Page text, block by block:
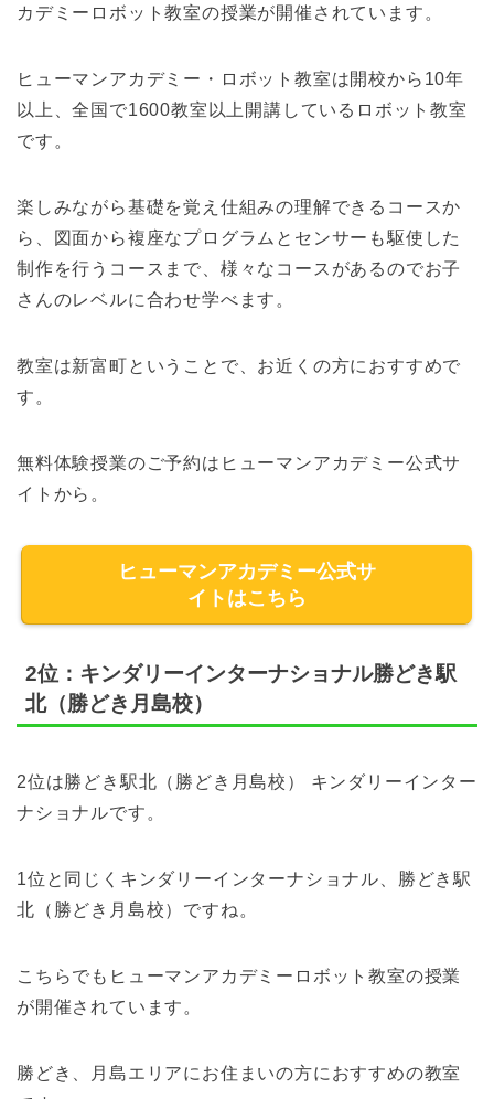
カデミーロボット教室の授業が開催されています。
ヒューマンアカデミー・ロボット教室は開校から10年
以上、全国で1600教室以上開講しているロボット教室
です。
楽しみながら基礎を覚え仕組みの理解できるコースか
ら、図面から複座なプログラムとセンサーも駆使した
制作を行うコースまで、様々なコースがあるのでお子
さんのレベルに合わせ学べます。
教室は新富町ということで、お近くの方におすすめで
す。
無料体験授業のご予約はヒューマンアカデミー公式サ
イトから。
ヒューマンアカデミー公式サ
イトはこちら
2位：キンダリーインターナショナル勝どき駅
北（勝どき月島校）
2位は勝どき駅北（勝どき月島校） キンダリーインター
ナショナルです。
1位と同じくキンダリーインターナショナル、勝どき駅
北（勝どき月島校）ですね。
こちらでもヒューマンアカデミーロボット教室の授業
が開催されています。
勝どき、月島エリアにお住まいの方におすすめの教室